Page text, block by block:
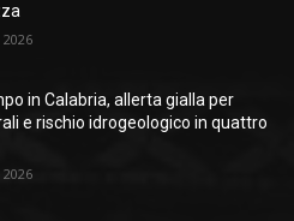
in Calabria, allerta gialla per
e rischio idrogeologico in quattro